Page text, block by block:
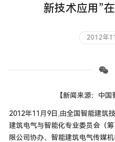
新技术应用”
2012年
【新闻来源：中国
2012年11月9日,由全国智能建筑
建筑电气与智能化专业委员会（
限公司协办、智能建筑电气传媒